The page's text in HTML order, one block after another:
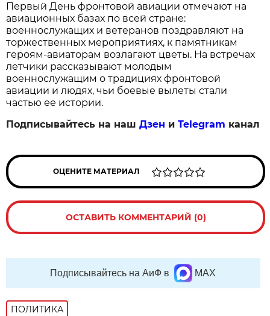
Первый День фронтовой авиации отмечают на
авиационных базах по всей стране:
военнослужащих и ветеранов поздравляют на
торжественных мероприятиях, к памятникам
героям‑авиаторам возлагают цветы. На встречах
летчики рассказывают молодым
военнослужащим о традициях фронтовой
авиации и людях, чьи боевые вылеты стали
частью ее истории.
Подписывайтесь на нашДзен иTelegram канал
ОЦЕНИТЕ МАТЕРИАЛ
ОСТАВИТЬ КОММЕНТАРИЙ (0)
Подписывайтесь на АиФ в MAX
ПОЛИТИКА